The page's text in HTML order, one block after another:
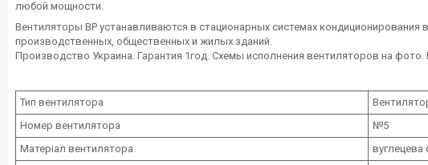
любой мощности.
Вентиляторы ВР устанавливаются в стационарных системах кондиционирования
производственных, общественных и жилых зданий.
Производство Украина. Гарантия 1год. Схемы исполнения вентиляторов на
Тип вентилятора
Номер вентилятора
№5
Матеріал вентилятора
вуглецева